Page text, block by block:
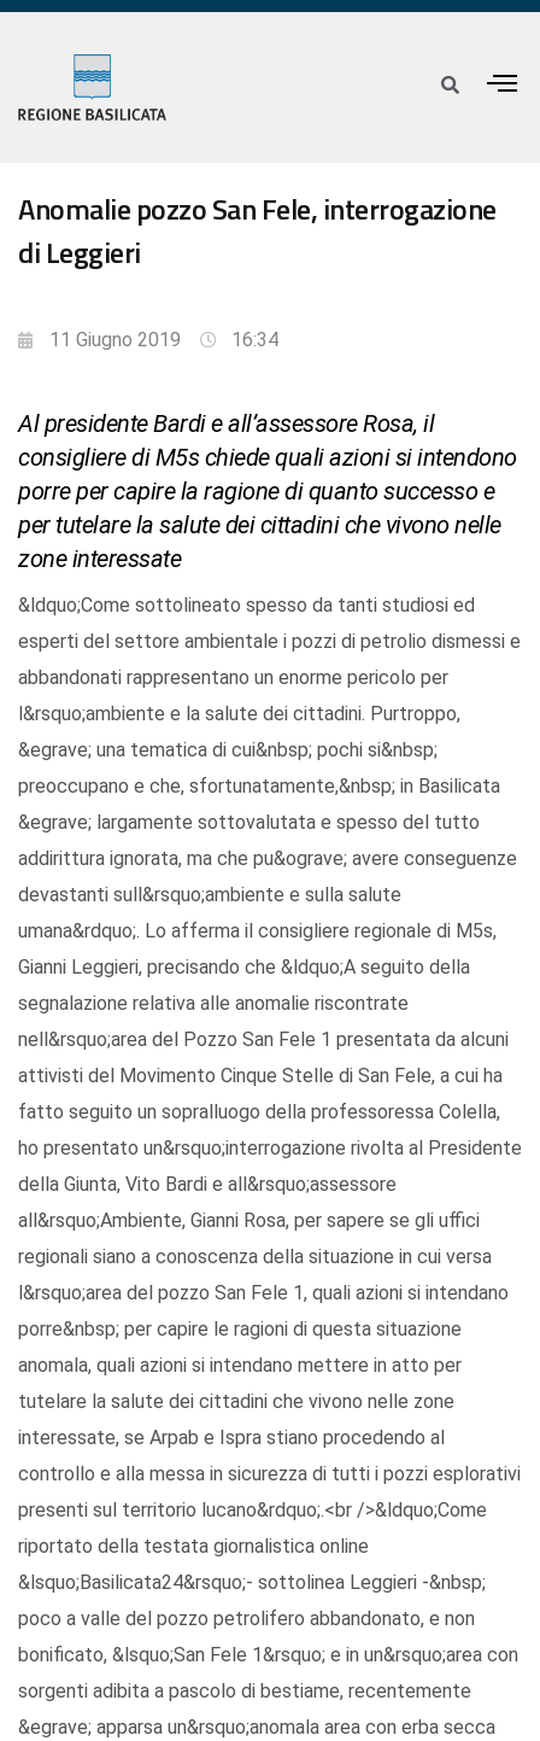
Anomalie pozzo San Fele, interrogazione
di Leggieri
11 Giugno 2019 16:34
Al presidente Bardi e all’assessore Rosa, il
consigliere di M5s chiede quali azioni si intendono
porre per capire la ragione di quanto successo e
per tutelare la salute dei cittadini che vivono nelle
zone interessate
&ldquo;Come sottolineato spesso da tanti studiosi ed
esperti del settore ambientale i pozzi di petrolio dismessi e
abbandonati rappresentano un enorme pericolo per
l&rsquo;ambiente e la salute dei cittadini. Purtroppo,
&egrave; una tematica di cui&nbsp; pochi si&nbsp;
preoccupano e che, sfortunatamente,&nbsp; in Basilicata
&egrave; largamente sottovalutata e spesso del tutto
addirittura ignorata, ma che pu&ograve; avere conseguenze
devastanti sull&rsquo;ambiente e sulla salute
umana&rdquo;. Lo afferma il consigliere regionale di M5s,
Gianni Leggieri, precisando che &ldquo;A seguito della
segnalazione relativa alle anomalie riscontrate
nell&rsquo;area del Pozzo San Fele 1 presentata da alcuni
attivisti del Movimento Cinque Stelle di San Fele, a cui ha
fatto seguito un sopralluogo della professoressa Colella,
ho presentato un&rsquo;interrogazione rivolta al Presidente
della Giunta, Vito Bardi e all&rsquo;assessore
all&rsquo;Ambiente, Gianni Rosa, per sapere se gli uffici
regionali siano a conoscenza della situazione in cui versa
l&rsquo;area del pozzo San Fele 1, quali azioni si intendano
porre&nbsp; per capire le ragioni di questa situazione
anomala, quali azioni si intendano mettere in atto per
tutelare la salute dei cittadini che vivono nelle zone
interessate, se Arpab e Ispra stiano procedendo al
controllo e alla messa in sicurezza di tutti i pozzi esplorativi
presenti sul territorio lucano&rdquo;.<br />&ldquo;Come
riportato della testata giornalistica online
&lsquo;Basilicata24&rsquo;- sottolinea Leggieri -&nbsp;
poco a valle del pozzo petrolifero abbandonato, e non
bonificato, &lsquo;San Fele 1&rsquo; e in un&rsquo;area con
sorgenti adibita a pascolo di bestiame, recentemente
&egrave; apparsa un&rsquo;anomala area con erba secca